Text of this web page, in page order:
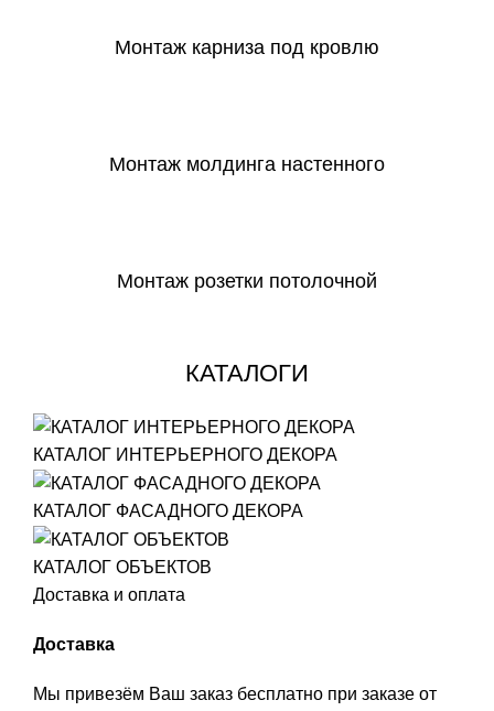
Монтаж карниза под кровлю
Монтаж молдинга настенного
Монтаж розетки потолочной
КАТАЛОГИ
КАТАЛОГ ИНТЕРЬЕРНОГО ДЕКОРА
КАТАЛОГ ФАСАДНОГО ДЕКОРА
КАТАЛОГ ОБЪЕКТОВ
Доставка и оплата
Доставка
Мы привезём Ваш заказ бесплатно при заказе от